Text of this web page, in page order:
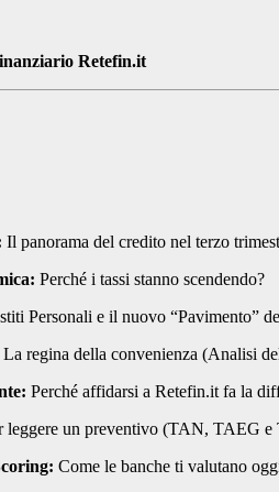
Retefin.it
Il panorama del credito nel terzo
Perché i tassi stanno scendendo?
Personali e il nuovo “Pavimento”
La regina della convenienza (Analisi
Perché affidarsi a Retefin.it fa la
leggere un preventivo (TAN, TAEG e
Come le banche ti valutano